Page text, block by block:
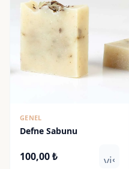
GENEL
Defne Sabunu
100,00₺